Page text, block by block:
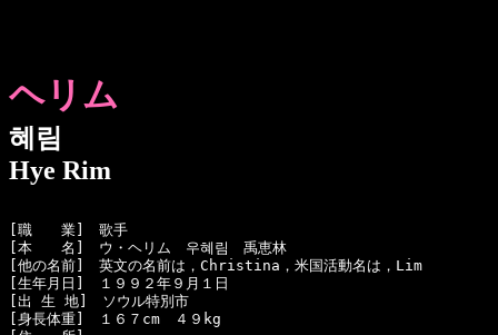
ヘリム
혜림
Hye Rim
[職　　業]　歌手
[本　　名]　ウ・ヘリム　우혜림　禹恵林
[他の名前]　英文の名前は，Christina，米国活動名は，Lim
[生年月日]　１９９２年９月１日
[出 生 地]　ソウル特別市
[身長体重]　１６７cm　４９kg